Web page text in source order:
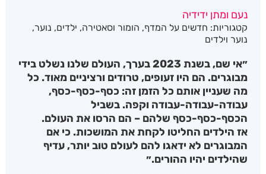
מבוסס על
דירוגים של
לקוחות
נעם ומתן ידידיה
קטגוריות: חדשים על המדף, הומור וסאטירה, ילדים, נוער,
נוער וילדים
״אי שם, בשנת 2023 בערך, העולם שלנו נשלט בידי
מבוגרים. הם היו זעופים, טרודים ורציניים מאוד. כל
מה שעניין אותם כל הזמן זה: כסף-כסף-כסף,
עבודה-עבודה-עבודה וקפה. בשביל
הכסף-כסף-כסף שלהם – הם הרסו את העולם.
אז הילדים החליטו לקחת את המושכות. כי אם
המבוגרים לא ידאגו להם לעולם טוב יותר, עדיף
שהילדים יהיו ההורים.״